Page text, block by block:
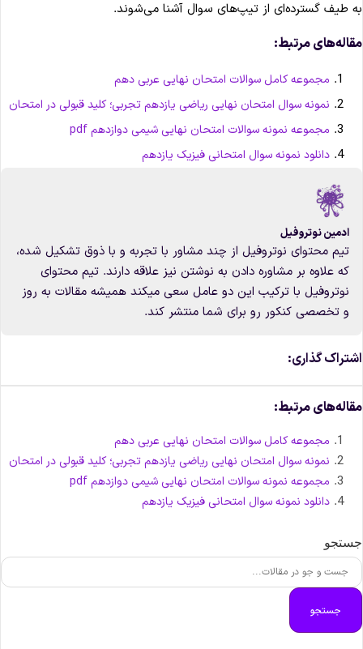
طیف گسترده‌ای از تیپ‌های سوال آشنا می‌شوند.
مرتبط:
مجموعه کامل سوالات امتحان نهایی عربی دهم
نمونه سوال امتحان نهایی ریاضی یازدهم تجربی؛ کلید قبولی در امتحان
مجموعه نمونه سوالات امتحان نهایی شیمی دوازدهم pdf
دانلود نمونه سوال امتحانی فیزیک یازدهم
ادمین نوتروفیل
تیم محتوای نوتروفیل از چند مشاور با تجربه و با ذوق تشکیل شده،
که علاوه بر مشاوره دادن به نوشتن نیز علاقه دارند. تیم محتوای
نوتروفیل با ترکیب این دو عامل سعی میکند همیشه مقالات به روز
و تخصصی کنکور رو برای شما منتشر کند.
گذاری:
مرتبط:
مجموعه کامل سوالات امتحان نهایی عربی دهم
نمونه سوال امتحان نهایی ریاضی یازدهم تجربی؛ کلید قبولی در امتحان
مجموعه نمونه سوالات امتحان نهایی شیمی دوازدهم pdf
دانلود نمونه سوال امتحانی فیزیک یازدهم
جستجو